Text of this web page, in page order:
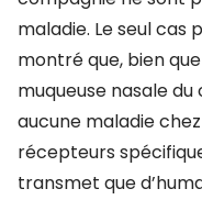
maladie. Le seul cas
montré que, bien
muqueuse nasale
aucune maladie
récepteurs
transmet que